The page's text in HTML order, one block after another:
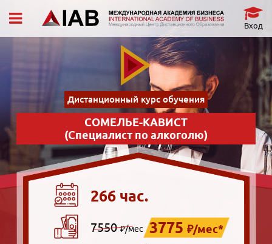
Вход
Дистанционный курс обучения
СОМЕЛЬЕ-КАВИСТ
(Специалист по алкоголю)
266 час.
7550₽/мес 3775 ₽/мес*